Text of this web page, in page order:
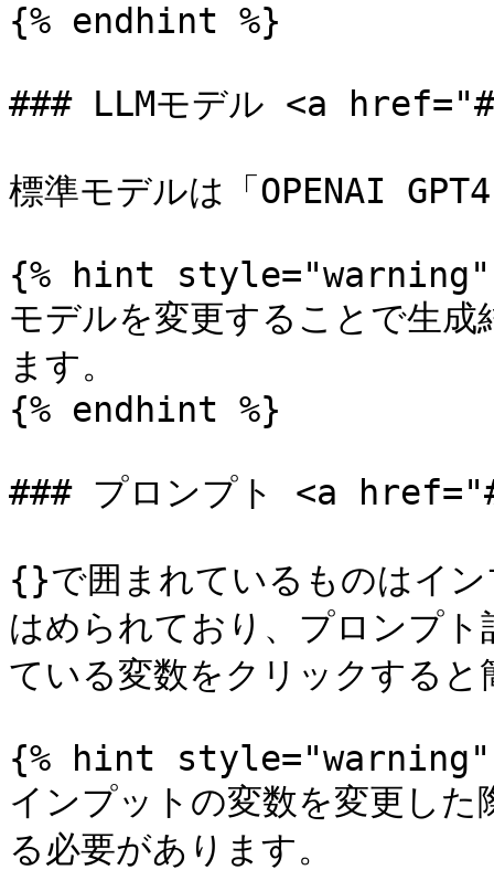
{% endhint %}
### LLMモデル <a
標準モデルは「OPENAI
{% hint style="warning"
モデルを変更することで生
ます。
{% endhint %}
### プロンプト <a
{}で囲まれているものはイ
はめられており、プロンプ
ている変数をクリックする
{% hint style="warning"
インプットの変数を変更し
る必要があります。